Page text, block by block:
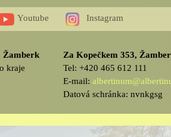
Youtube Instagram
Za Kopečkem 353,
Tel: +420 465 612 111
E-mail:
Datová schránka: nvnkgsg
Žamberk
kraje